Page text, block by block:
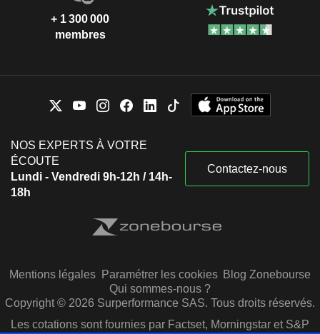
+ 1 300 000
membres
NOS EXPERTS À VOTRE
ÉCOUTE
Lundi - Vendredi 9h-12h / 14h-
18h
Contactez-nous
Mentions légales Paramétrer les cookies Blog Zonebourse
Qui sommes-nous ?
Copyright © 2026 Surperformance SAS. Tous droits réservés.
Les cotations sont fournies par Factset, Morningstar et S&P